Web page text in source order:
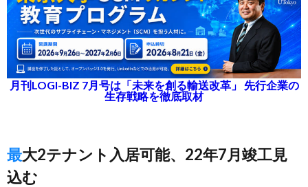
月刊LOGI-BIZ 7月号は「未来を創る輸送改革」 先行企業の
生存戦略を徹底取材
最大2テナント入居可能、22年7月竣工見
込む